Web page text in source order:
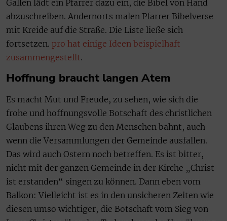
Gallen lädt ein Pfarrer dazu ein, die Bibel von Hand
abzuschreiben. Andernorts malen Pfarrer Bibelverse
mit Kreide auf die Straße. Die Liste ließe sich
fortsetzen. pro hat einige Ideen beispielhaft
zusammengestellt.
Hoffnung braucht langen Atem
Es macht Mut und Freude, zu sehen, wie sich die
frohe und hoffnungsvolle Botschaft des christlichen
Glaubens ihren Weg zu den Menschen bahnt, auch
wenn die Versammlungen der Gemeinde ausfallen.
Das wird auch Ostern noch betreffen. Es ist bitter,
nicht mit der ganzen Gemeinde in der Kirche „Christ
ist erstanden“ singen zu können. Dann eben vom
Balkon: Vielleicht ist es in den unsicheren Zeiten wie
diesen umso wichtiger, die Botschaft vom Sieg von